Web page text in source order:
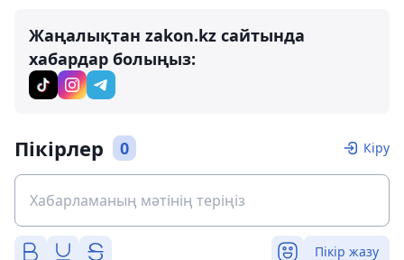
Жаңалықтан zakon.kz сайтында
хабардар болыңыз:
Пікірлер 0 Кіру
Пікір жазу